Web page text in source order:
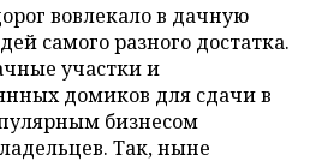
вовлекало в дачную
самого разного достатка.
участки и
домиков для сдачи в
бизнесом
Так, ныне